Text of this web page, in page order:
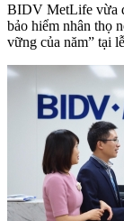
BIDV MetLife vừa
bảo hiểm nhân thọ
vững của năm” tại